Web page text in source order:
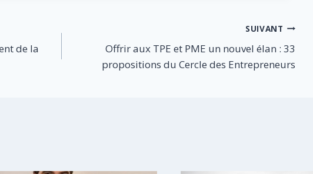
de la
SUIVANT
Offrir aux TPE et PME un nouvel élan : 33
propositions du Cercle des Entrepreneurs